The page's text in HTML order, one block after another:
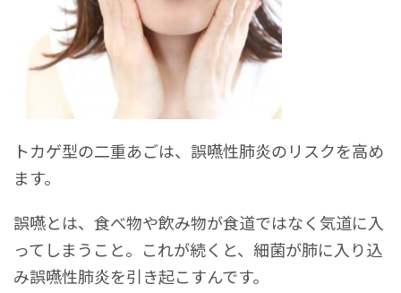
トカゲ型の二重あごは、誤嚥性肺炎のリスクを高め
ます。
誤嚥とは、食べ物や飲み物が食道ではなく気道に入
ってしまうこと。これが続くと、細菌が肺に入り込
み誤嚥性肺炎を引き起こすんです。